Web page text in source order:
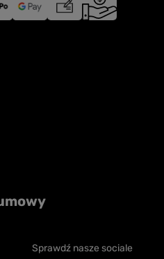
Sprawdź nasze sociale